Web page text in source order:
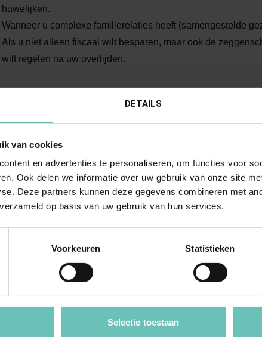
DETAILS
van cookies
en advertenties te personaliseren, om functies voor
Ook delen we informatie over uw gebruik van onze site
Deze partners kunnen deze gegevens combineren met
op basis van uw gebruik van hun services.
Voorkeuren Statistieken
Selectie toestaan
huwelijken.
Wanneer u complexe familierelaties heeft (samengestelde
Als u niet alleen fiscaal wilt besparen, maar ook de
wilt regelen na uw overlijden.
Als u een second opinion wenst naar aanleiding van
uw specifieke partijbelang.
gaan we te werk?
hanteren een aanpak die kenmerkend is voor ons kantoor:
zowel de menselijke als de zakelijke kant.
Strategische analyse
– We starten met een diepgaande
vermogenssituatie. Hierbij kijken we verder dan het erfrecht
– U ontvangt een concreet plan van